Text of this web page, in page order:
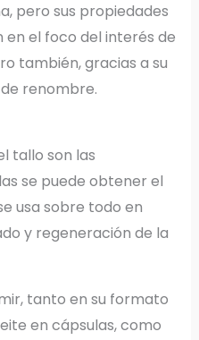
pero sus propiedades
el foco del interés de
también, gracias a su
renombre.
tallo son las
se puede obtener el
usa sobre todo en
y regeneración de la
tanto en su formato
en cápsulas, como